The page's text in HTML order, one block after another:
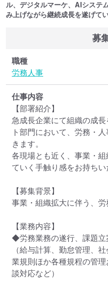
ル、デジタルマーケ、AIシステ
み上げながら継続成長を遂げて
募
職種
労務人事
仕事内容
【部署紹介】
急成長企業にて組織の成
ト部門において、労務・
きます。
各現場とも近く、事業・
ていく手触り感をお持ちい
【募集背景】
事業・組織拡大に伴う、
【業務内容】
◆労務業務の遂行、課題立
（給与計算、勤怠管理、
業規則ほか各種規程の管
談対応など）